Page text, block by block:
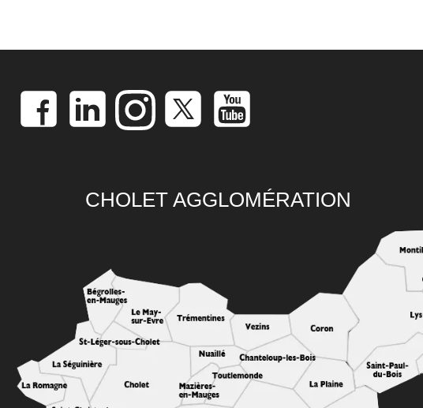
CHOLET AGGLOMÉRATION